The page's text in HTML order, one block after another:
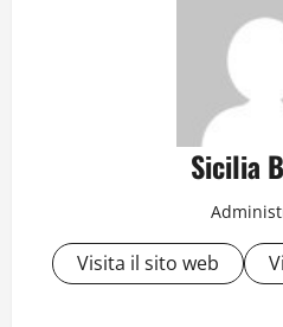
Sicilia
Visita il sito web